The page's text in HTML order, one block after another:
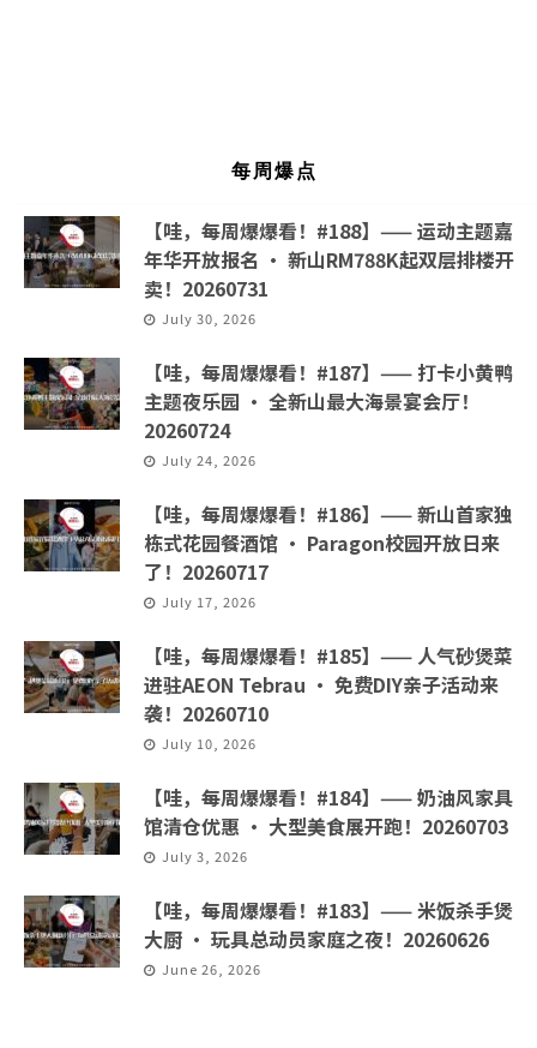
每周爆点
【哇，每周爆爆看！#188】—— 运动主题嘉
年华开放报名 · 新山RM788K起双层排楼开
卖！20260731
July 30, 2026
【哇，每周爆爆看！#187】—— 打卡小黄鸭
主题夜乐园 · 全新山最大海景宴会厅！
20260724
July 24, 2026
【哇，每周爆爆看！#186】—— 新山首家独
栋式花园餐酒馆 · Paragon校园开放日来
了！20260717
July 17, 2026
【哇，每周爆爆看！#185】—— 人气砂煲菜
进驻AEON Tebrau · 免费DIY亲子活动来
袭！20260710
July 10, 2026
【哇，每周爆爆看！#184】—— 奶油风家具
馆清仓优惠 · 大型美食展开跑！20260703
July 3, 2026
【哇，每周爆爆看！#183】—— 米饭杀手煲
大厨 · 玩具总动员家庭之夜！20260626
June 26, 2026